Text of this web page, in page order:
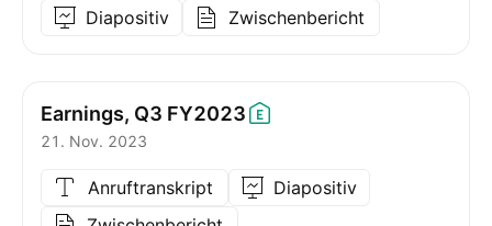
Diapositiv
Zwischenbericht
Earnings, Q3 FY2023
21. Nov. 2023
Anruftranskript
Diapositiv